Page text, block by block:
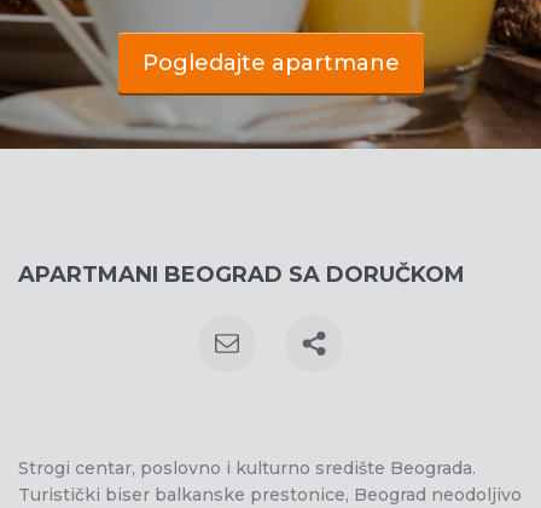
Pogledajte apartmane
APARTMANI BEOGRAD SA DORUČKOM
Strogi centar, poslovno i kulturno središte Beograda.
Turistički biser balkanske prestonice, Beograd neodoljivo